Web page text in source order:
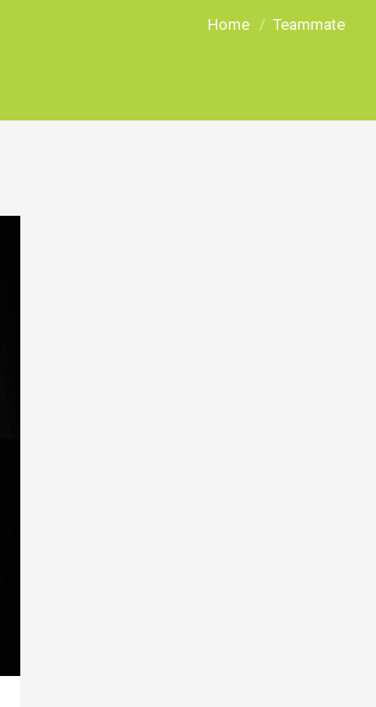
You are here:
Home Teammate